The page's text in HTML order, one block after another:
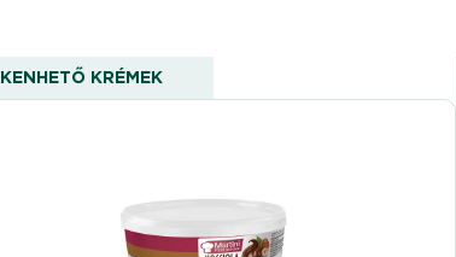
KENHETŐ KRÉMEK